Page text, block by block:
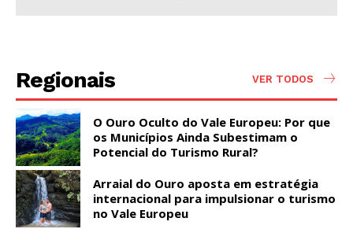
Regionais VER TODOS
O Ouro Oculto do Vale Europeu: Por que
os Municípios Ainda Subestimam o
Potencial do Turismo Rural?
Arraial do Ouro aposta em estratégia
internacional para impulsionar o turismo
no Vale Europeu